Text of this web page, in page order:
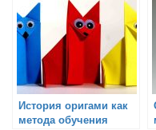
История оригами как
метода обучения